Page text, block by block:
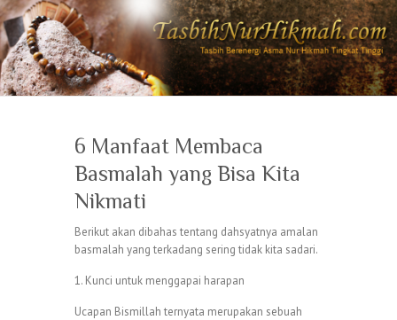
6 Manfaat Membaca
Basmalah yang Bisa Kita
Nikmati
Berikut akan dibahas tentang dahsyatnya amalan
basmalah yang terkadang sering tidak kita sadari.
1. Kunci untuk menggapai harapan
Ucapan Bismillah ternyata merupakan sebuah